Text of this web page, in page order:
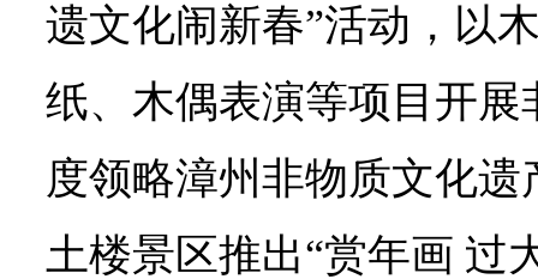
遗文化闹新春”活动，以
纸、木偶表演等项目开
度领略漳州非物质文化
土楼景区推出“赏年画 过